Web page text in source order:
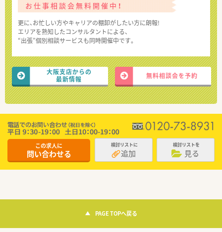
お仕事相談会無料開催中！
更に、お忙しい方やキャリアの棚卸がしたい方に朗報!
エリアを熟知したコンサルタントによる、
“出張”個別相談サービスも同時開催中です。
大阪支店からの
最新情報
無料相談会を予約
この求人に
問い合わせる
検討リストに
追加
検討リストを
見る
PAGE TOPへ戻る